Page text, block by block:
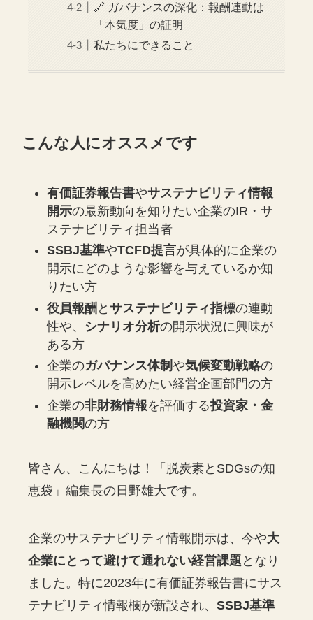
🔗 ガバナンスの深化：報酬連動は
「本気度」の証明
私たちにできること
こんな人にオススメです
有価証券報告書やサステナビリティ情報
開示の最新動向を知りたい企業のIR・サ
ステナビリティ担当者
SSBJ基準やTCFD提言が具体的に企業の
開示にどのような影響を与えているか知
りたい方
役員報酬 とサステナビリティ指標の連動
性や、 シナリオ分析の開示状況に興味が
ある方
企業のガバナンス体制や気候変動戦略の
開示レベルを高めたい経営企画部門の方
企業の非財務情報を評価する投資家・金
融機関の方
皆さん、こんにちは！「脱炭素とSDGsの知
恵袋」編集長の日野雄大です。
企業のサステナビリティ情報開示は、今や大
企業にとって避けて通れない経営課題 となり
ました。特に2023年に有価証券報告書にサス
テナビリティ情報欄が新設され、SSBJ基準